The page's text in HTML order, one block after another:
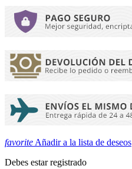
favorite Añadir a la lista de deseos
Debes estar registrado